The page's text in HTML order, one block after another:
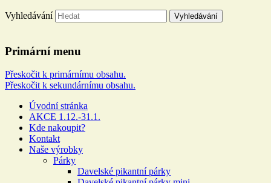
DOLEJŠÍCH
Více než 100 let rodinné tradice
Vyhledávání
Primární menu
Přeskočit k primárnímu obsahu.
Přeskočit k sekundárnímu obsahu.
Úvodní stránka
AKCE 1.12.-31.1.
Kde nakoupit?
Kontakt
Naše výrobky
Párky
Davelské pikantní párky